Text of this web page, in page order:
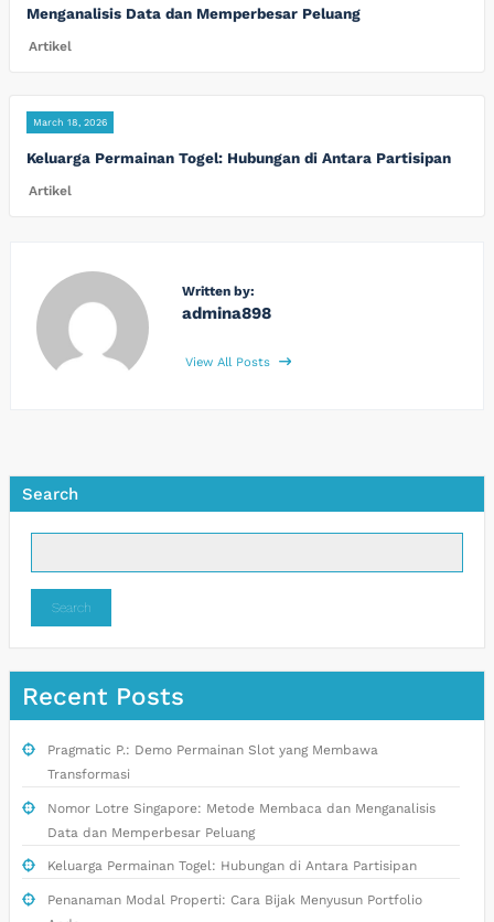
Menganalisis Data dan Memperbesar Peluang
Artikel
March 18, 2026
Keluarga Permainan Togel: Hubungan di Antara Partisipan
Artikel
Written by:
admina898
View All Posts
Search
Search
Recent Posts
Pragmatic P.: Demo Permainan Slot yang Membawa
Transformasi
Nomor Lotre Singapore: Metode Membaca dan Menganalisis
Data dan Memperbesar Peluang
Keluarga Permainan Togel: Hubungan di Antara Partisipan
Penanaman Modal Properti: Cara Bijak Menyusun Portfolio